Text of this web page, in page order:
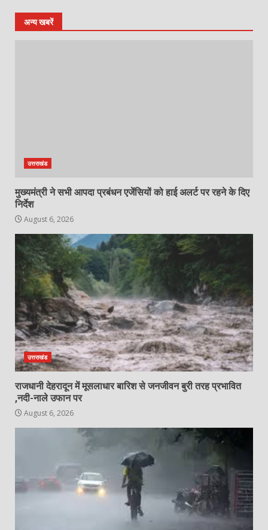
अन्य खबरें
उत्तराखंड
मुख्यमंत्री ने सभी आपदा प्रबंधन एजेंसियों को हाई अलर्ट पर रहने के दिए
निर्देश
August 6, 2026
उत्तराखंड
राजधानी देहरादून में मूसलाधार बारिश से जनजीवन बुरी तरह प्रभावित
,नदी-नाले उफान पर
August 6, 2026